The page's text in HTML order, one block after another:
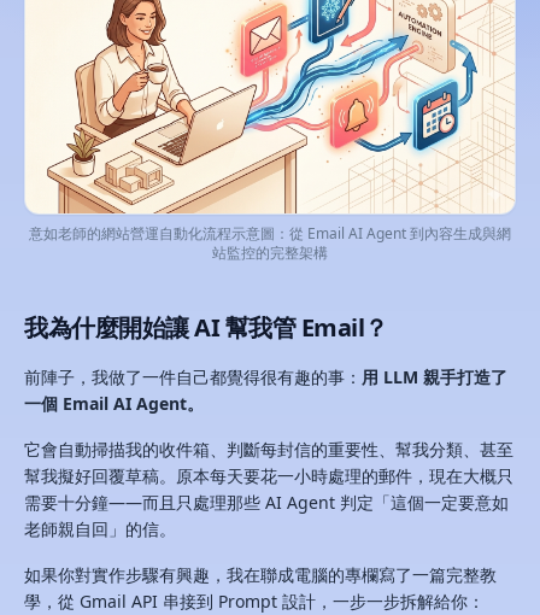
意如老師的網站營運自動化流程示意圖：從 Email AI Agent 到內容生成與網
站監控的完整架構
我為什麼開始讓 AI 幫我管 Email？
前陣子，我做了一件自己都覺得很有趣的事： 用 LLM 親手打造了
一個 Email AI Agent。
它會自動掃描我的收件箱、判斷每封信的重要性、幫我分類、甚至
幫我擬好回覆草稿。原本每天要花一小時處理的郵件，現在大概只
需要十分鐘——而且只處理那些 AI Agent 判定「這個一定要意如
老師親自回」的信。
如果你對實作步驟有興趣，我在聯成電腦的專欄寫了一篇完整教
學，從 Gmail API 串接到 Prompt 設計，一步一步拆解給你：